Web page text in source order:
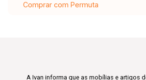
Comprar com Permuta
A Ivan informa que as mobílias e artigos